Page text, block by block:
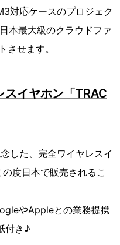
対応ケースのプロジェク
本最大級のクラウドファ
させます。
スイヤホン「TRAC
した、完全ワイヤレスイ
度日本で販売されるこ
やAppleとの業務提携
付き♪